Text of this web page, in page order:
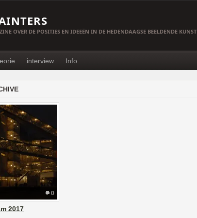
OVER DE POSITIES EN IDEEËN IN DE HEDENDAAGSE BEELDENDE KUNST
interview Info
0
2017